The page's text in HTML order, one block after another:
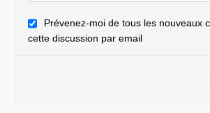
Prévenez-moi de tous les nouveaux
cette discussion par email